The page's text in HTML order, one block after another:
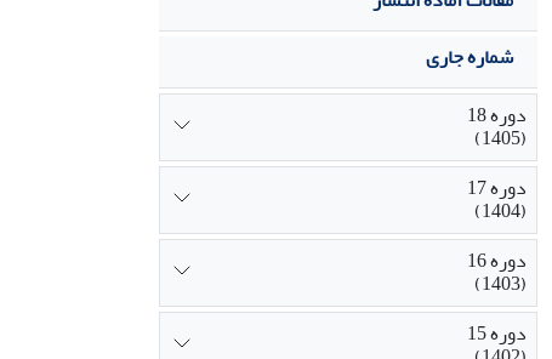
شماره جاری
دوره 18
(1405)
دوره 17
(1404)
دوره 16
(1403)
دوره 15